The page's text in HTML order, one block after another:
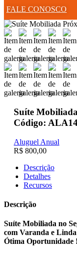
FALE CONOSCO
Suíte
Código:
Aluguel Anual
R$ 800,00
Descrição
Detalhes
Recursos
Descrição
Suíte Mobiliada no
com Varanda e
Ótima Oportunidade